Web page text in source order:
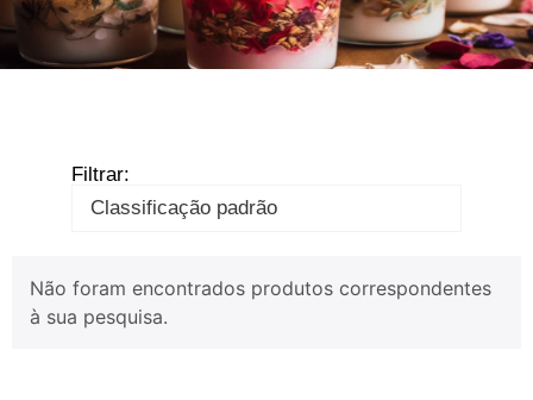
Filtrar:
Não foram encontrados produtos correspondentes
à sua pesquisa.